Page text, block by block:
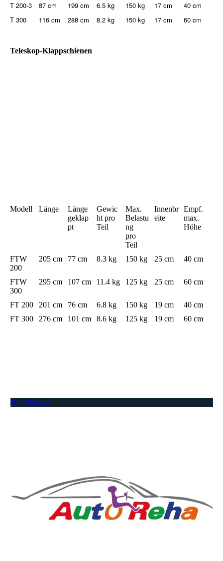
T 200-3
87 cm 199 cm 6.5 kg 150 kg 17 cm
40 cm
T 300
116 cm 288 cm 8.2 kg 150 kg 17 cm 60 cm
Teleskop-Klappschienen
Modell Länge
Länge
geklap
pt
Gewic
ht pro
Teil
Max.
Belastu
ng
pro
Teil
Innenbr
eite
Empf.
max.
Höhe
FTW
200
205 cm 77 cm 8.3 kg 150 kg 25 cm 40 cm
FTW
300
295 cm 107 cm 11.4 kg 125 kg 25 cm 60 cm
FT 200 201 cm 76 cm 6.8 kg 150 kg 19 cm
40 cm
FT 300
276 cm 101 cm 8.6 kg 125 kg 19 cm 60 cm
ANFRAGE